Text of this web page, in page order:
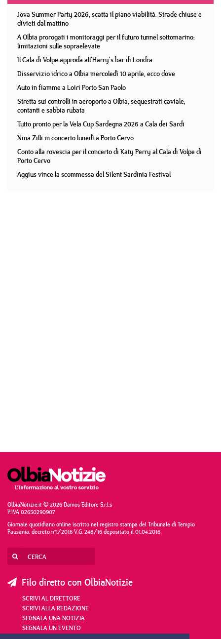
Jova Summer Party 2026, scatta il piano viabilità. Strade chiuse e
divieti dal mattino
A Olbia prorogati i monitoraggi per il futuro tunnel sottomarino:
limitazioni sulle sopraelevate
Il Cala di Volpe approda all'Harry's bar di Londra
Disservizio idrico a Olbia mercoledì 10 aprile, ecco dove
Auto in fiamme a Loiri Porto San Paolo
Stretta sui controlli in aeroporto a Olbia, sequestrati caviale,
contanti e sabbia rubata
Tutto pronto per la Vela Cup Sardegna 2026 a Cala dei Sardi
Nina Zilli in concerto lunedì a Porto Cervo
Conto alla rovescia per il concerto di Katy Perry al Cala di Volpe di
Porto Cervo
Aggius vince la scommessa del Silent Sardinia Festival
OlbiaNotizie.it © 2026 Damos Editore S.r.l.s
P.IVA 02650290907
Giornale quotidiano online iscritto nel registro stampa del Tribunale di Tempio
Pausania, decreto n°1/2016 V.G. 248/16 depositato il 01.04.2016
Filo diretto con OlbiaNotizie
SCRIVI AL DIRETTORE
SCRIVI ALLA REDAZIONE
SEGNALA UNA NOTIZIA
SEGNALA UN EVENTO